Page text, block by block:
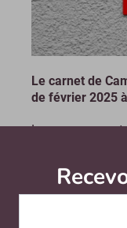
Le carnet de
de février 2025
Le nouveau
recherche, des